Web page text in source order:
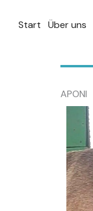
InhaltStart Über uns
APONI